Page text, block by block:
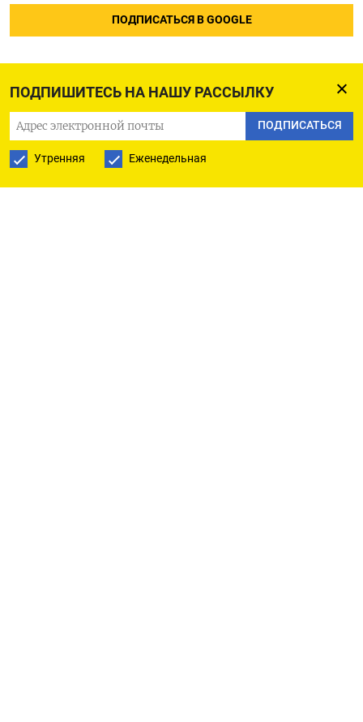
ПОДПИШИТЕСЬ НА НАШУ РАССЫЛКУ
ПОДПИСАТЬСЯ
Утренняя Еженедельная
ПОДПИСАТЬСЯ В GOOGLE